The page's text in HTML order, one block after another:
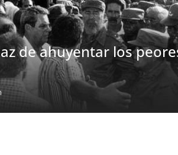
de ahuyentar los